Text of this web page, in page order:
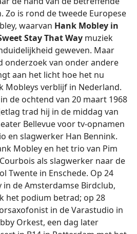
Zo is rond de tweede Europese
waarvan Hank Mobley in
Stay That Way muziek
geweven. Maar
onderzoek van onder andere
aan het licht hoe het nu
Mobleys verblijf in Nederland.
de ochtend van 20 maart 1968
trad hij in de middag van
Bellevue voor tv-opnamen
en slagwerker Han Bennink.
Mobley en het trio van Pim
als slagwerker naar de
Twente in Enschede. Op 24
de Amsterdamse Birdclub,
het podium betrad; op 28
in de Varastudio in
Orkest, een dag later